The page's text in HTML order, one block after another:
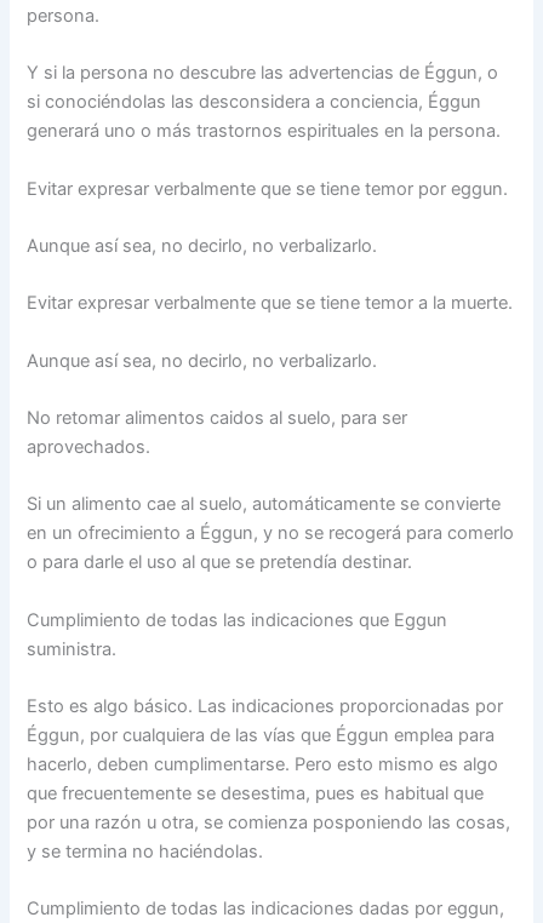
persona.
Y si la persona no descubre las advertencias de Éggun, o
si conociéndolas las desconsidera a conciencia, Éggun
generará uno o más trastornos espirituales en la persona.
Evitar expresar verbalmente que se tiene temor por eggun.
Aunque así sea, no decirlo, no verbalizarlo.
Evitar expresar verbalmente que se tiene temor a la muerte.
Aunque así sea, no decirlo, no verbalizarlo.
No retomar alimentos caidos al suelo, para ser
aprovechados.
Si un alimento cae al suelo, automáticamente se convierte
en un ofrecimiento a Éggun, y no se recogerá para comerlo
o para darle el uso al que se pretendía destinar.
Cumplimiento de todas las indicaciones que Eggun
suministra.
Esto es algo básico. Las indicaciones proporcionadas por
Éggun, por cualquiera de las vías que Éggun emplea para
hacerlo, deben cumplimentarse. Pero esto mismo es algo
que frecuentemente se desestima, pues es habitual que
por una razón u otra, se comienza posponiendo las cosas,
y se termina no haciéndolas.
Cumplimiento de todas las indicaciones dadas por eggun,